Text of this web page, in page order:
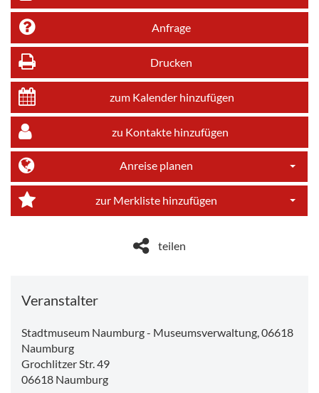
Anfrage
Drucken
zum Kalender hinzufügen
zu Kontakte hinzufügen
Anreise planen
zur Merkliste hinzufügen
teilen
Veranstalter
Stadtmuseum Naumburg - Museumsverwaltung, 06618
Naumburg
Grochlitzer Str. 49
06618 Naumburg